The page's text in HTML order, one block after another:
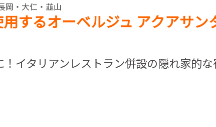
岡・大仁・韮山
するオーベルジュ アクアサン
イタリアンレストラン併設の隠れ家的な